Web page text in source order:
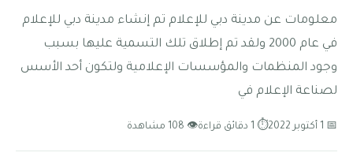
معلومات عن مدينة دبي للإعلام تم إنشاء مدينة دبي للإعلام
في عام 2000 ولقد تم إطلاق تلك التسمية عليها بسبب
وجود المنظمات والمؤسسات الإعلامية ولتكون أحد الأسس
لصناعة الإعلام في
📅 1 أكتوبر 2022 ⏱ 1 دقائق قراءة 👁 108 مشاهدة